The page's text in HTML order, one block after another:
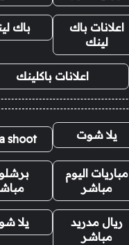
اعلانات باك
لينك
باك
اعلانات باكلينك
يلا شوت shoot
مباريات اليوم
مباشر
ريال مدريد
مباشر
يلا